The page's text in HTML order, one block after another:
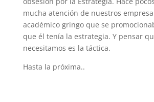
mucha atención de nuestros
académico gringo que se
que él tenía la estrategia. Y pensar
necesitamos es la táctica.
Hasta la próxima..